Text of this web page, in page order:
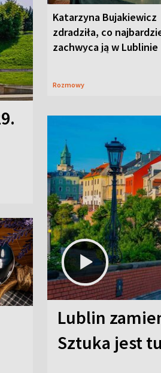
Katarzyna Bujakiewicz
zdradziła, co
zachwyca ją w Lublinie
Rozmowy
Lublin
Sztuka jest